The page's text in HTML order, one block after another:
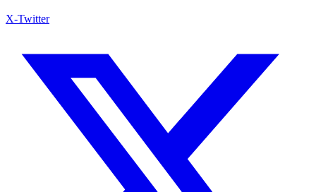
X-Twitter